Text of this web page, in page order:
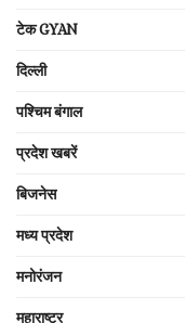
टेक GYAN
दिल्ली
पश्चिम बंगाल
प्रदेश खबरें
बिजनेस
मध्य प्रदेश
मनोरंजन
महाराष्ट्र